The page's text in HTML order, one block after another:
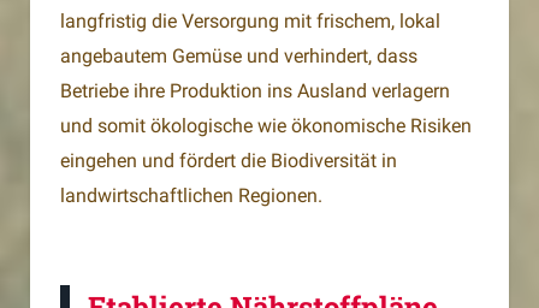
langfristig die Versorgung mit frischem, lokal
angebautem Gemüse und verhindert, dass
Betriebe ihre Produktion ins Ausland verlagern
und somit ökologische wie ökonomische Risiken
eingehen und fördert die Biodiversität in
landwirtschaftlichen Regionen.